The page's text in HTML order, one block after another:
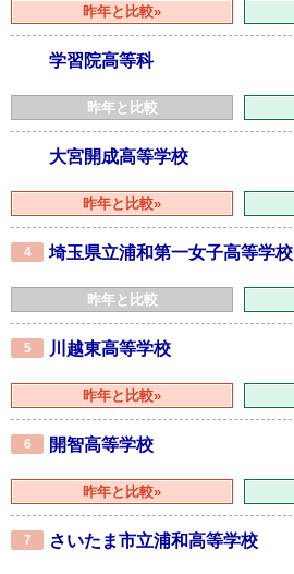
昨年と比較»
学習院高等科
昨年と比較
大宮開成高等学校
昨年と比較»
4 埼玉県立浦和第一女子高等学校
昨年と比較
5 川越東高等学校
昨年と比較»
6 開智高等学校
昨年と比較»
7 さいたま市立浦和高等学校